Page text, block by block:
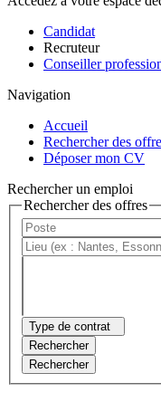
Candidat
Recruteur
Conseiller
Navigation
Accueil
Rechercher des
Déposer mon CV
Rechercher un emploi
Rechercher des offres
Type de contrat
Rechercher
Rechercher